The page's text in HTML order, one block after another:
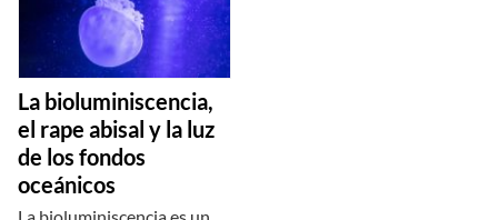
La bioluminiscencia,
el rape abisal y la luz
de los fondos
oceánicos
La bioluminiscencia es un